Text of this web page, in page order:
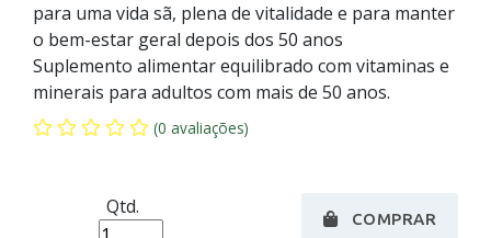
para uma vida sã, plena de vitalidade e para manter
o bem-estar geral depois dos 50 anos
Suplemento alimentar equilibrado com vitaminas e
minerais para adultos com mais de 50 anos.
(0 avaliações)
Qtd.
COMPRAR